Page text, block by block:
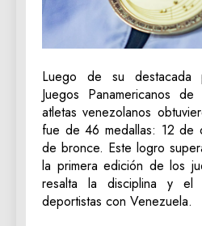
Luego de su destacada
Juegos Panamericanos
atletas venezolanos
fue de 46 medallas: 12 de
de bronce. Este logro
la primera edición de los
resalta la disciplina y el
deportistas con Venezuela.